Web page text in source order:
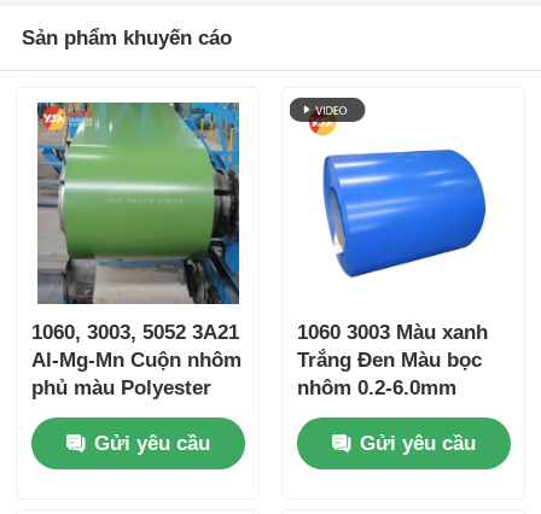
Sản phẩm khuyến cáo
1060, 3003, 5052 3A21
Al-Mg-Mn Cuộn nhôm
phủ màu Polyester
PVDF Cuộn
Fluorocarbon Chống
chịu thời tiết Chống
Gửi yêu cầu
1060 3003 Màu xanh
Trắng Đen Màu bọc
nhôm 0.2-6.0mm
chống tia cực tím cho
tường phủ mái ống
cách nhiệt bọc đồ nội
Gửi yêu cầu